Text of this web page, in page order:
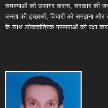
समस्याओं को उजागर करना, सरकार की
जनता की इच्छाओं, विचारों को समझना और
के साथ लोकतांत्रिक परम्पराओं की रक्षा